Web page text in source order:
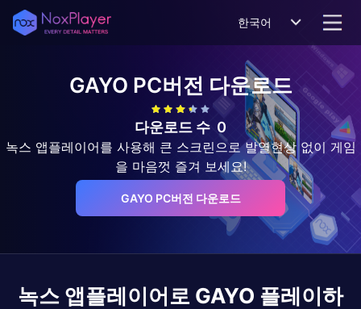
한국어
GAYO PC버전 다운로드
다운로드 수 0
녹스 앱플레이어를 사용해 큰 스크린으로 발열현상 없이 게임
을 마음껏 즐겨 보세요!
GAYO PC버전 다운로드
녹스 앱플레이어로 GAYO 플레이하